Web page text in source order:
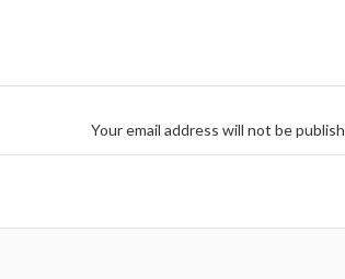
Your email address will not be